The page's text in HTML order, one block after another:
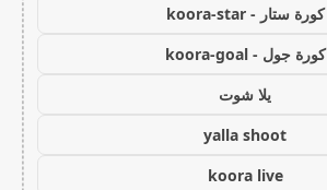
كورة ستار - koora-star
كورة جول - koora-goal
يلا شوت
yalla shoot
koora live